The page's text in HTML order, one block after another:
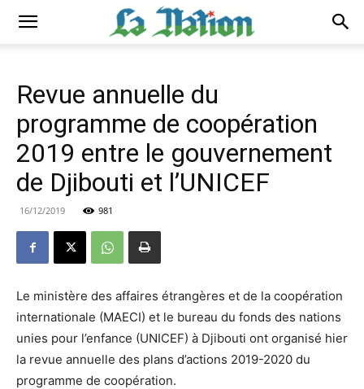
Revue annuelle du
programme de coopération
2019 entre le gouvernement
de Djibouti et l’UNICEF
16/12/2019 981
Le ministère des affaires étrangères et de la coopération
internationale (MAECI) et le bureau du fonds des nations
unies pour l’enfance (UNICEF) à Djibouti ont organisé hier
la revue annuelle des plans d’actions 2019-2020 du
programme de coopération.